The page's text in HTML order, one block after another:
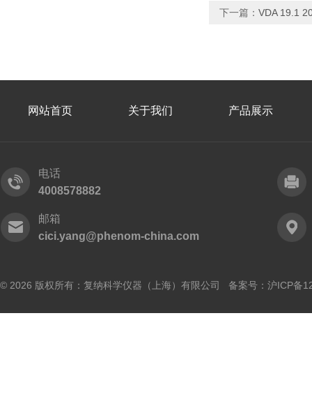
下一篇： VDA 19.1
网站首页 关于我们 产品展示
电话
4008578882
邮箱
cici.yang@phenom-china.com
© 2026 版权所有：复纳科学仪器（上海）有限公司 备案号： 沪ICP备